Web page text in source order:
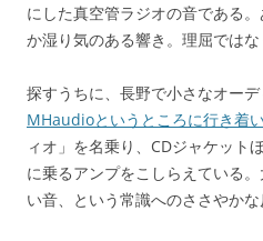
にした真空管ラジオの音である
か湿り気のある響き。理屈ではな
探すうちに、長野で小さなオー
MHaudioというところに行き着
ィオ」を名乗り、CDジャケット
に乗るアンプをこしらえている
い音、という常識へのささやかな